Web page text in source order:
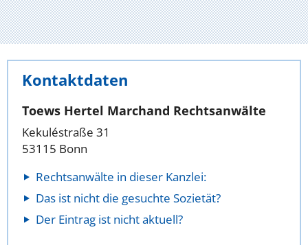
Kontaktdaten
Toews Hertel Marchand Rechtsanwälte
Kekuléstraße 31
53115 Bonn
Rechtsanwälte in dieser Kanzlei:
Das ist nicht die gesuchte Sozietät?
Der Eintrag ist nicht aktuell?